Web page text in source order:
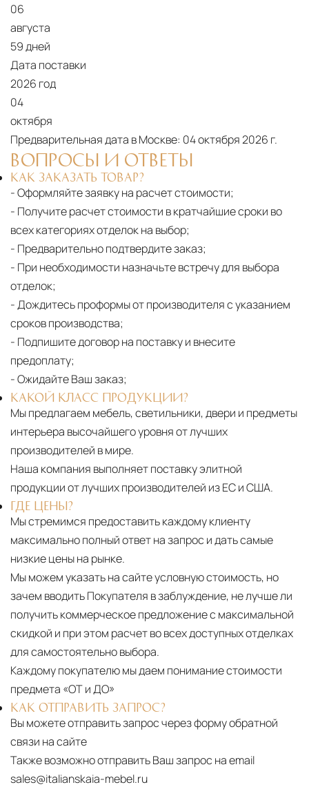
06
августа
59 дней
Дата поставки
2026 год
04
октября
Предварительная дата в Москве: 04 октября 2026 г.
ВОПРОСЫ И ОТВЕТЫ
КАК ЗАКАЗАТЬ ТОВАР?
- Оформляйте заявку на расчет стоимости;
- Получите расчет стоимости в кратчайшие сроки во
всех категориях отделок на выбор;
- Предварительно подтвердите заказ;
- При необходимости назначьте встречу для выбора
отделок;
- Дождитесь проформы от производителя с указанием
сроков производства;
- Подпишите договор на поставку и внесите
предоплату;
- Ожидайте Ваш заказ;
КАКОЙ КЛАСС ПРОДУКЦИИ?
Мы предлагаем мебель, светильники, двери и предметы
интерьера высочайшего уровня от лучших
производителей в мире.
Наша компания выполняет поставку элитной
продукции от лучших производителей из ЕС и США.
ГДЕ ЦЕНЫ?
Мы стремимся предоставить каждому клиенту
максимально полный ответ на запрос и дать самые
низкие цены на рынке.
Мы можем указать на сайте условную стоимость, но
зачем вводить Покупателя в заблуждение, не лучше ли
получить коммерческое предложение с максимальной
скидкой и при этом расчет во всех доступных отделках
для самостоятельно выбора.
Каждому покупателю мы даем понимание стоимости
предмета «ОТ и ДО»
КАК ОТПРАВИТЬ ЗАПРОС?
Вы можете отправить запрос через форму обратной
связи на сайте
Также возможно отправить Ваш запрос на email
sales@italianskaia-mebel.ru